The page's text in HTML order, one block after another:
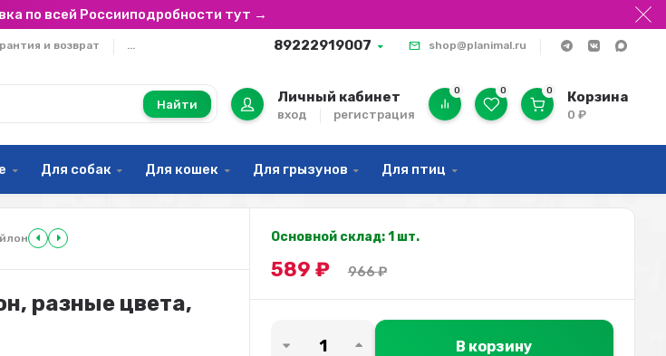
по всей Россииподробности тут →
и возврат ... 89222919007 shop@planimal.ru
Найти Личный кабинет
вход регистрация
0 0 0 Корзина
0₽
Для собак Для кошек Для грызунов Для птиц
разные цвета,
Основной склад: 1 шт.
589 ₽ 966₽
В корзину